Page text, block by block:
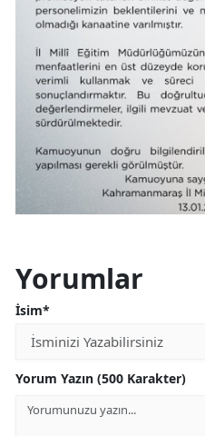
Yorumlar
İsim*
Yorum Yazın (500 Karakter)